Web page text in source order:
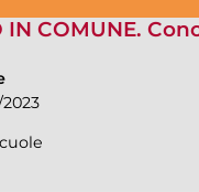
IN COMUNE.